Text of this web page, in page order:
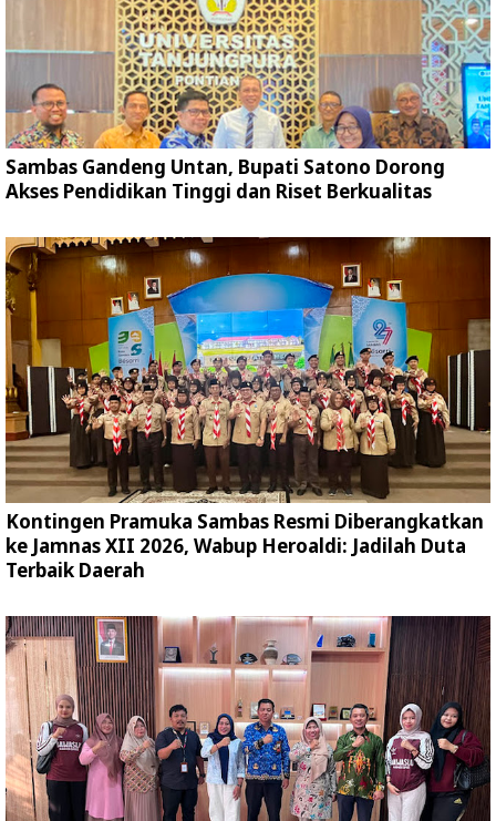
Sambas Gandeng Untan, Bupati Satono Dorong
Akses Pendidikan Tinggi dan Riset Berkualitas
Kontingen Pramuka Sambas Resmi Diberangkatkan
ke Jamnas XII 2026, Wabup Heroaldi: Jadilah Duta
Terbaik Daerah